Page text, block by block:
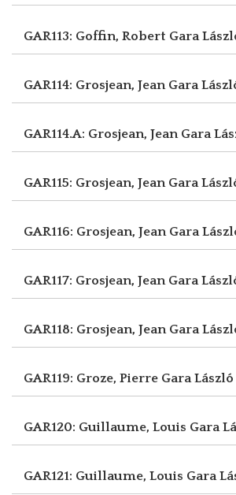
GAR113: Goffin, Robert Gara
GAR114: Grosjean, Jean Gara
GAR114.A: Grosjean, Jean Gara
GAR115: Grosjean, Jean Gara
GAR116: Grosjean, Jean Gara
GAR117: Grosjean, Jean Gara
GAR118: Grosjean, Jean Gara
GAR119: Groze, Pierre Gara László
GAR120: Guillaume, Louis Gara
GAR121: Guillaume, Louis Gara